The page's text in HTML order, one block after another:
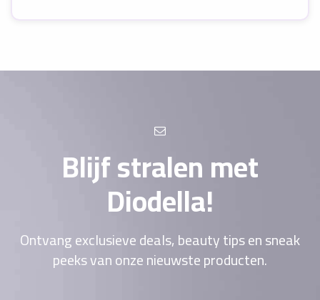
Blijf stralen met
Diodella!
Ontvang exclusieve deals, beauty tips en sneak
peeks van onze nieuwste producten.